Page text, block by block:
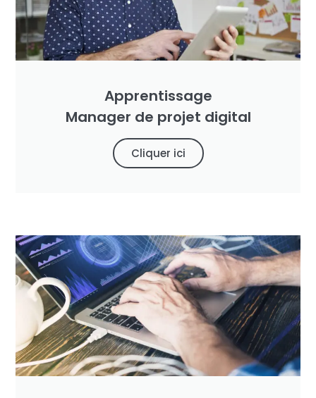
Apprentissage
Manager de projet digital
Cliquer ici